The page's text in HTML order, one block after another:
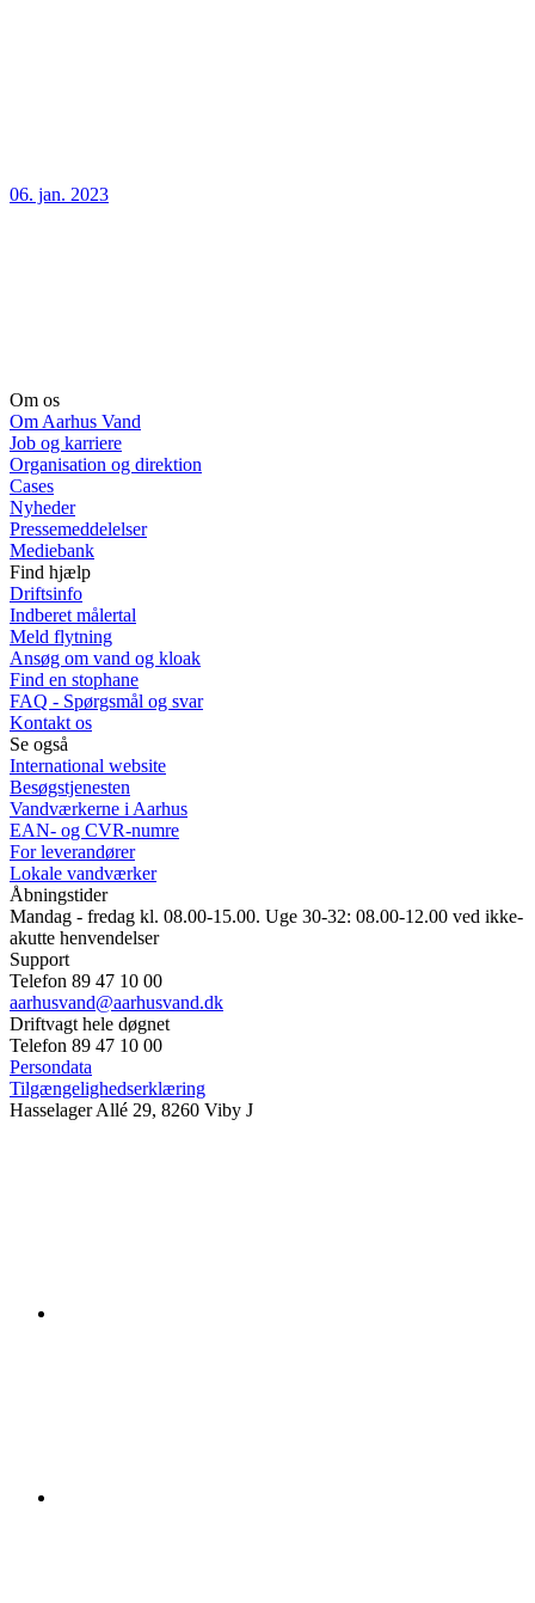
06. jan. 2023
Om os
Om Aarhus Vand
Job og karriere
Organisation og direktion
Cases
Nyheder
Pressemeddelelser
Mediebank
Find hjælp
Driftsinfo
Indberet målertal
Meld flytning
Ansøg om vand og kloak
Find en stophane
FAQ - Spørgsmål og svar
Kontakt os
Se også
International website
Besøgstjenesten
Vandværkerne i Aarhus
EAN- og CVR-numre
For leverandører
Lokale vandværker
Åbningstider
Mandag - fredag kl. 08.00-15.00. Uge 30-32: 08.00-12.00 ved ikke-
akutte henvendelser
Support
Telefon 89 47 10 00
aarhusvand@aarhusvand.dk
Driftvagt hele døgnet
Telefon 89 47 10 00
Persondata
Tilgængelighedserklæring
Hasselager Allé 29, 8260 Viby J